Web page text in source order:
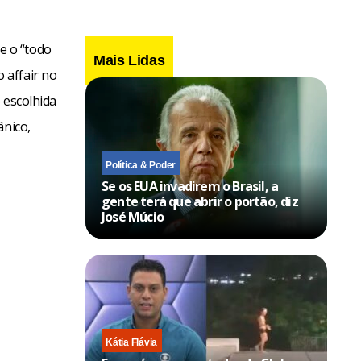
o “todo
affair no
Mais Lidas
Política & Poder
Se os EUA invadirem o Brasil, a
gente terá que abrir o portão, diz
José Múcio
Kátia Flávia